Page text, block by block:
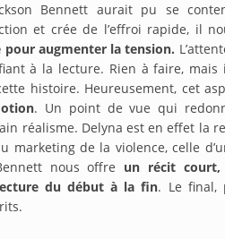
Bennett aurait pu se
et crée de l’effroi rapide, il
pour augmenter la tension.
à la lecture. Rien à faire, mais
histoire. Heureusement, cet
. Un point de vue qui
réalisme. Delyna est en effet la
marketing de la violence, celle
nous offre un récit court,
du début à la fin. Le final,